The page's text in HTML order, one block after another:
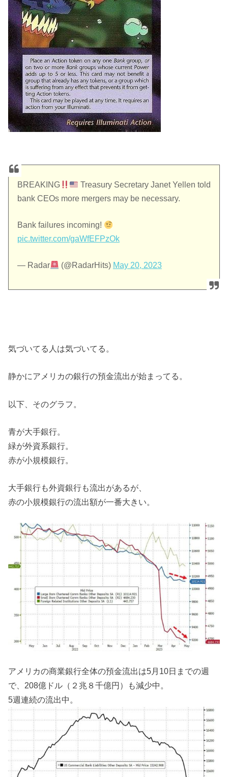
BREAKING
Treasury Secretary Janet Yellen told
bank CEOs more mergers may be necessary.
Bank failures incoming!
pic.twitter.com/gaWfEFPzOk
— Radar (@RadarHits) May 20, 2023
気づいてる人は気づいてる。
静かにアメリカの銀行の預金流出が始まってる。
以下、そのグラフ。
青が大手銀行。
緑が外資系銀行。
赤が小規模銀行。
大手銀行も外資銀行も流出があるが、
赤の小規模銀行の流出額が一番大きい。
アメリカの商業銀行全体の預金流出は5月10日までの週
で、208億ドル（２兆８千億円）も減少中。
5週連続の流出中。